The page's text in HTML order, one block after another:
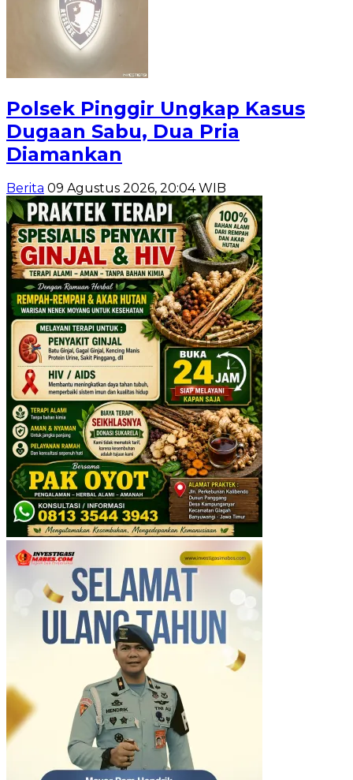
Polsek Pinggir Ungkap Kasus
Dugaan Sabu, Dua Pria
Diamankan
Berita 09 Agustus 2026, 20:04 WIB